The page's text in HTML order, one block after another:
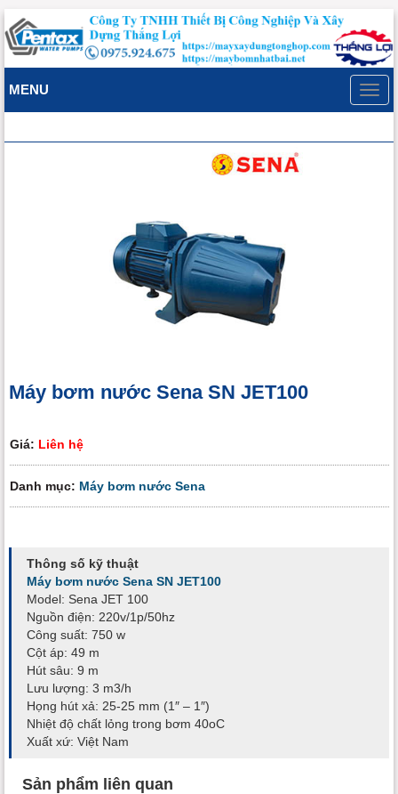
MENU
Máy bơm nước Sena SN JET100
Giá: Liên hệ
Danh mục: Máy bơm nước Sena
Thông số kỹ thuật
Máy bơm nước Sena SN JET100
Model: Sena JET 100
Nguồn điện: 220v/1p/50hz
Công suất: 750 w
Cột áp: 49 m
Hút sâu: 9 m
Lưu lượng: 3 m3/h
Họng hút xả: 25-25 mm (1″ – 1″)
Nhiệt độ chất lỏng trong bơm 40oC
Xuất xứ: Việt Nam
Sản phẩm liên quan